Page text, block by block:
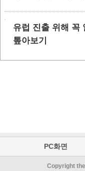
유럽 진출 위해 꼭
톺아보기
PC화면
Copyright